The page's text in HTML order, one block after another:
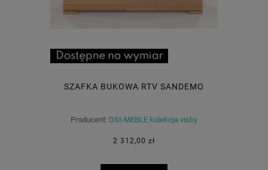
SZAFKA BUKOWA RTV SANDEMO
Producent: DSI-MEBLE kolekcja visby
2 312,00 zł